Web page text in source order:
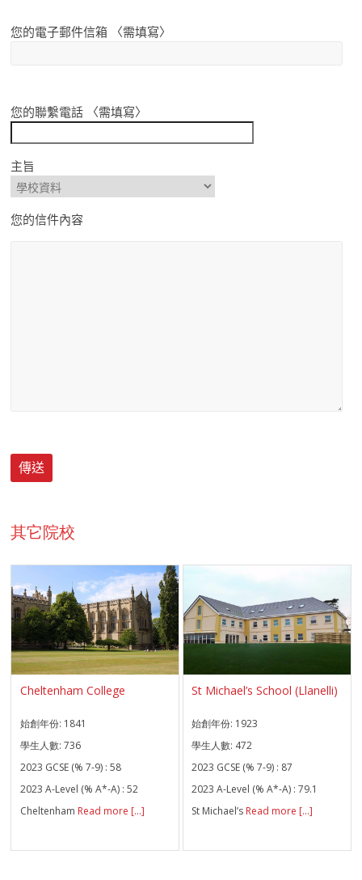
您的電子郵件信箱 〈需填寫〉
您的聯繫電話 〈需填寫〉
主旨
您的信件內容
其它院校
Cheltenham College
始創年份: 1841
學生人數: 736
2023 GCSE (% 7-9) : 58
2023 A-Level (% A*-A) : 52
Cheltenham Read more [...]
St Michael’s School (Llanelli)
始創年份: 1923
學生人數: 472
2023 GCSE (% 7-9) : 87
2023 A-Level (% A*-A) :79.1
St Michael’s Read more [...]